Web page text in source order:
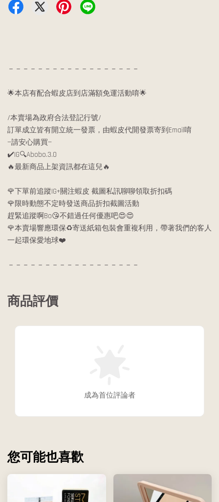
－－－－－－－－－－－－－－－－－－
🌟本店有配合蝦皮店到店滿額免運活動唷🌟
/本賣場為政府合法登記行號/
訂單成立皆有開立統一發票，由蝦皮代開發票寄到Email唷
—請安心購買—
✔️IG🔍Abobo.3.0
🔥最新商品上架資訊都在這兒🔥
🌹下單前追蹤IG+關注蝦皮 截圖私訊聊聊領取折扣碼
🌹限時動態不定時發送商品折扣截圖活動
趕緊追蹤啊Bo😘不錯過任何優惠吧😍😍
🌹本賣場響應環保♻️寄送紙箱包裝會重複利用，帶著我們的客人
一起環保愛地球❤️
－－－－－－－－－－－－－－－－－－
商品評價
成為首位評論者
您可能也喜歡